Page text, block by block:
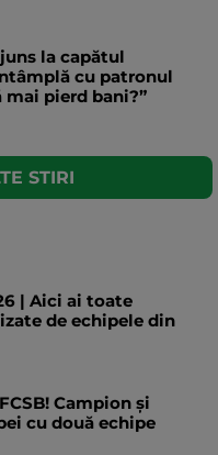
la capătul
cu patronul
mai pierd bani?”
STIRI
| Aici ai toate
de echipele din
Campion și
cu două echipe